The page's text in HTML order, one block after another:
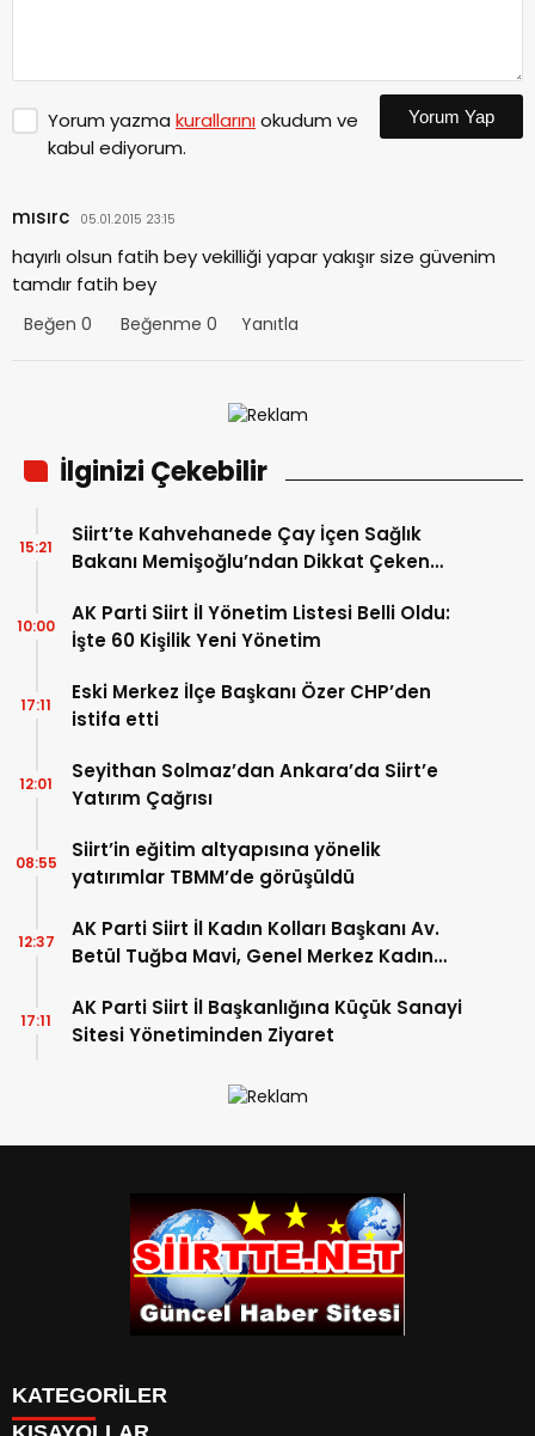
Yorum yazma kurallarınıokudum ve
kabul ediyorum.
Yorum Yap
mısırc 05.01.2015 23:15
hayırlı olsun fatih bey vekilliği yapar yakışır size güvenim
tamdır fatih bey
Beğen 0 Beğenme 0 Yanıtla
İlginizi Çekebilir
Siirt’te Kahvehanede Çay İçen Sağlık
Bakanı Memişoğlu’ndan Dikkat Çeken
15:21
AK Parti Siirt İl Yönetim Listesi Belli Oldu:
İşte 60 Kişilik Yeni Yönetim
10:00
Eski Merkez İlçe Başkanı Özer CHP’den
istifa etti
17:11
Seyithan Solmaz’dan Ankara’da Siirt’e
Yatırım Çağrısı
12:01
Siirt’in eğitim altyapısına yönelik
yatırımlar TBMM’de görüşüldü
08:55
AK Parti Siirt İl Kadın Kolları Başkanı Av.
Betül Tuğba Mavi, Genel Merkez Kadın
Programına Katılım Sağladı
12:37
AK Parti Siirt İl Başkanlığına Küçük Sanayi
Sitesi Yönetiminden Ziyaret
17:11
KATEGORİLER